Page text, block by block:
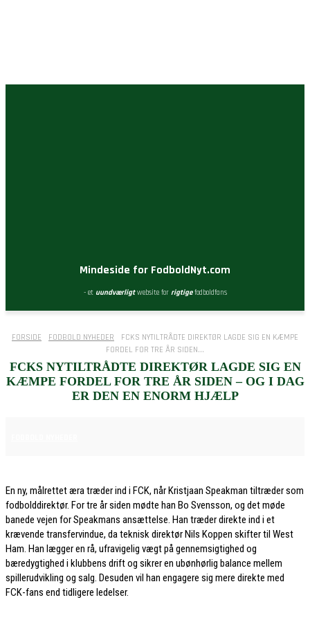
Mindeside for FodboldNyt.com
- et uundværligtwebsite for rigtigefodboldfans
FORSIDE FODBOLD NYHEDER
FCKS NYTILTRÅDTE DIREKTØR LAGDE SIG EN KÆMPE
FORDEL FOR TRE ÅR SIDEN...
FCKS NYTILTRÅDTE DIREKTØR LAGDE SIG EN
KÆMPE FORDEL FOR TRE ÅR SIDEN – OG I DAG
ER DEN EN ENORM HJÆLP
En ny, målrettet æra træder ind i FCK, når Kristjaan Speakman tiltræder som
fodbolddirektør. For tre år siden mødte han Bo Svensson, og det møde
banede vejen for Speakmans ansættelse. Han træder direkte ind i et
krævende transfervindue, da teknisk direktør Nils Koppen skifter til West
Ham. Han lægger en rå, ufravigelig vægt på gennemsigtighed og
bæredygtighed i klubbens drift og sikrer en ubønhørlig balance mellem
spillerudvikling og salg. Desuden vil han engagere sig mere direkte med
FCK-fans end tidligere ledelser.